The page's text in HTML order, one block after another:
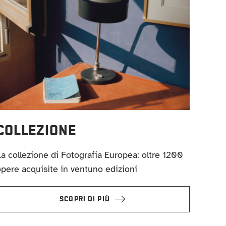
collezione di Fotografia Europea: oltre 1200
acquisite in ventuno edizioni
SCOPRI DI PIÙ